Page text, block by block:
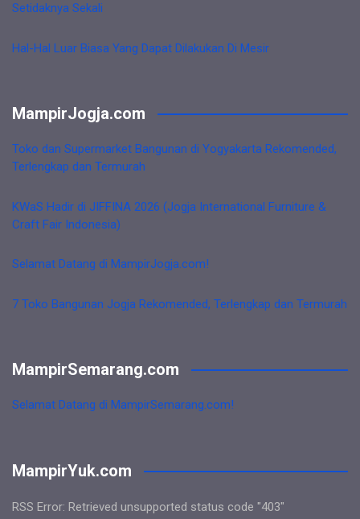
Setidaknya Sekali
Hal-Hal Luar Biasa Yang Dapat Dilakukan Di Mesir
MampirJogja.com
Toko dan Supermarket Bangunan di Yogyakarta Rekomended,
Terlengkap dan Termurah
KWaS Hadir di JIFFINA 2026 (Jogja International Furniture &
Craft Fair Indonesia)
Selamat Datang di MampirJogja.com!
7 Toko Bangunan Jogja Rekomended, Terlengkap dan Termurah
MampirSemarang.com
Selamat Datang di MampirSemarang.com!
MampirYuk.com
RSS Error: Retrieved unsupported status code "403"